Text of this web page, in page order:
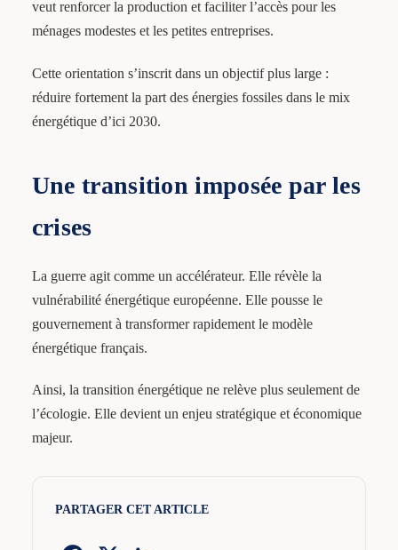
veut renforcer la production et faciliter l’accès pour les
ménages modestes et les petites entreprises.
Cette orientation s’inscrit dans un objectif plus large :
réduire fortement la part des énergies fossiles dans le mix
énergétique d’ici 2030.
Une transition imposée par les
crises
La guerre agit comme un accélérateur. Elle révèle la
vulnérabilité énergétique européenne. Elle pousse le
gouvernement à transformer rapidement le modèle
énergétique français.
Ainsi, la transition énergétique ne relève plus seulement de
l’écologie. Elle devient un enjeu stratégique et économique
majeur.
PARTAGER CET ARTICLE